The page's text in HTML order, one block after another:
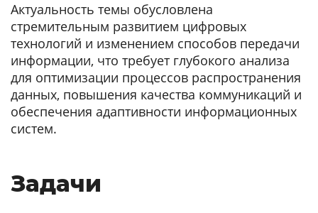
Актуальность темы обусловлена
стремительным развитием цифровых
технологий и изменением способов передачи
информации, что требует глубокого анализа
для оптимизации процессов распространения
данных, повышения качества коммуникаций и
обеспечения адаптивности информационных
систем.
Задачи